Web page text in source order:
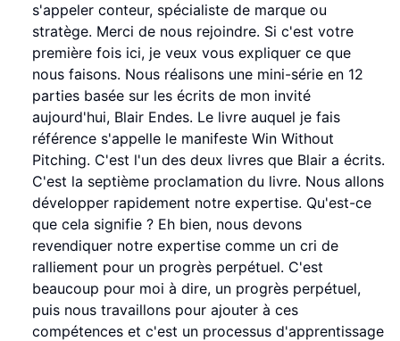
s'appeler conteur, spécialiste de marque ou
stratège. Merci de nous rejoindre. Si c'est votre
première fois ici, je veux vous expliquer ce que
nous faisons. Nous réalisons une mini-série en 12
parties basée sur les écrits de mon invité
aujourd'hui, Blair Endes. Le livre auquel je fais
référence s'appelle le manifeste Win Without
Pitching. C'est l'un des deux livres que Blair a écrits.
C'est la septième proclamation du livre. Nous allons
développer rapidement notre expertise. Qu'est-ce
que cela signifie ? Eh bien, nous devons
revendiquer notre expertise comme un cri de
ralliement pour un progrès perpétuel. C'est
beaucoup pour moi à dire, un progrès perpétuel,
puis nous travaillons pour ajouter à ces
compétences et c'est un processus d'apprentissage